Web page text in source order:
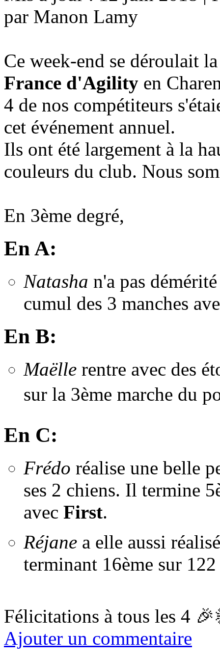
par Manon Lamy
Ce week-end se déroulait
France d'Agility en
4 de nos compétiteurs
cet événement annuel.
Ils ont été largement à la
couleurs du club. Nous
En 3ème degré,
En A:
Natasha n'a pas
cumul des 3 manches
En B:
Maëlle rentre avec des
sur la 3ème marche du
En C:
Frédo réalise une belle
ses 2 chiens. Il termine
avec First.
Réjane a elle aussi
terminant 16ème sur
Félicitations à tous les 4 🎉
Ajouter un commentaire